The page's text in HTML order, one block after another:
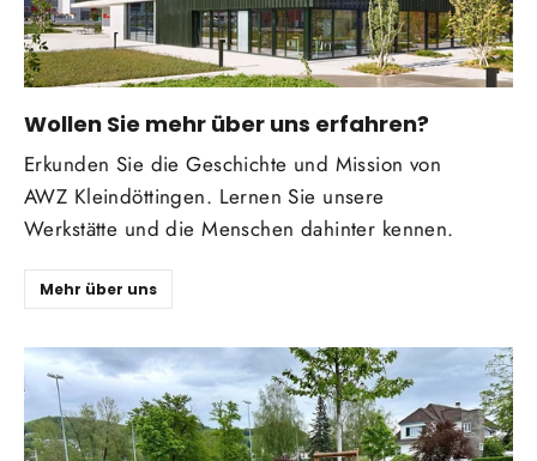
Wollen Sie mehr über uns erfahren?
Erkunden Sie die Geschichte und Mission von
AWZ Kleindöttingen. Lernen Sie unsere
Werkstätte und die Menschen dahinter kennen.
Mehr über uns